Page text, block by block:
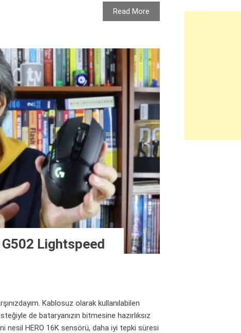
Read More
Lightspeed
Kablosuz olarak kullanılabilen
de bataryanızın bitmesine hazırlıksız
nesil HERO 16K sensörü, daha iyi tepki süresi